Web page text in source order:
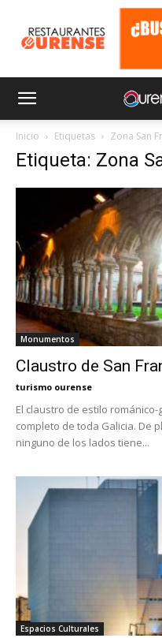
Inicio Etiquetas Zona San
Etiqueta: Zona
Monumentos
Claustro de San
turismo ourense
El claustro de estilo
completo de toda Galicia. De
ninguno de los lados tiene...
Espacios Culturales